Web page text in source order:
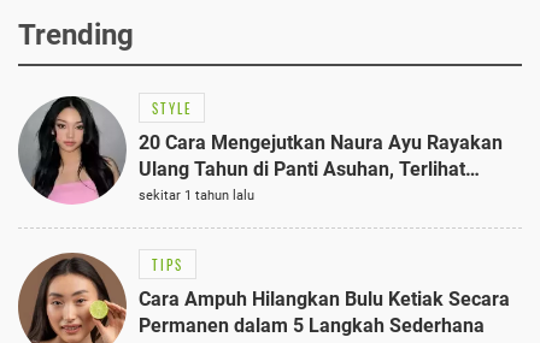
Trending
STYLE
20 Cara Mengejutkan Naura Ayu Rayakan
Ulang Tahun di Panti Asuhan, Terlihat
Anggun dengan Kaftan Cokelat
sekitar 1 tahun lalu
TIPS
Cara Ampuh Hilangkan Bulu Ketiak Secara
Permanen dalam 5 Langkah Sederhana